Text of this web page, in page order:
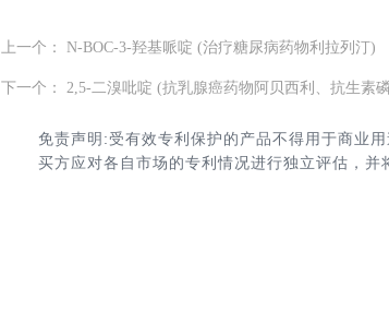
上一个： N-BOC-3-羟基哌啶 (治疗糖尿病药物利拉列汀)
下一个： 2,5-二溴吡啶 (抗乳腺癌药物阿贝西利、抗生素
免责声明:受有效专利保护的产品不得用于商业
买方应对各自市场的专利情况进行独立评估，并